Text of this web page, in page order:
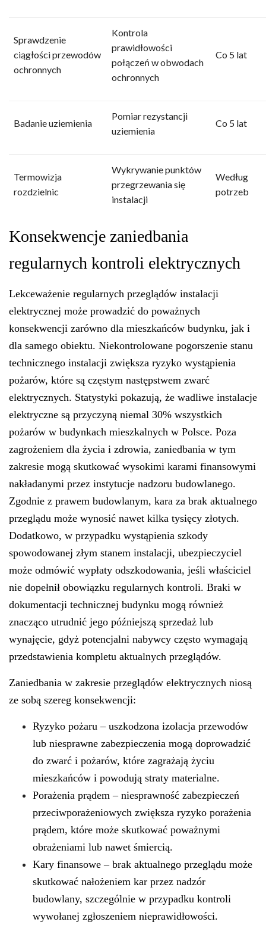
Sprawdzenie
ciągłości przewodów
ochronnych
Kontrola
prawidłowości
połączeń w obwodach
ochronnych
Co 5 lat
Badanie uziemienia
Pomiar rezystancji
uziemienia
Co 5 lat
Termowizja
rozdzielnic
Wykrywanie punktów
przegrzewania się
instalacji
Według
potrzeb
Konsekwencje zaniedbania
regularnych kontroli elektrycznych
Lekceważenie regularnych przeglądów instalacji
elektrycznej może prowadzić do poważnych
konsekwencji zarówno dla mieszkańców budynku, jak i
dla samego obiektu. Niekontrolowane pogorszenie stanu
technicznego instalacji zwiększa ryzyko wystąpienia
pożarów, które są częstym następstwem zwarć
elektrycznych. Statystyki pokazują, że wadliwe instalacje
elektryczne są przyczyną niemal 30% wszystkich
pożarów w budynkach mieszkalnych w Polsce. Poza
zagrożeniem dla życia i zdrowia, zaniedbania w tym
zakresie mogą skutkować wysokimi karami finansowymi
nakładanymi przez instytucje nadzoru budowlanego.
Zgodnie z prawem budowlanym, kara za brak aktualnego
przeglądu może wynosić nawet kilka tysięcy złotych.
Dodatkowo, w przypadku wystąpienia szkody
spowodowanej złym stanem instalacji, ubezpieczyciel
może odmówić wypłaty odszkodowania, jeśli właściciel
nie dopełnił obowiązku regularnych kontroli. Braki w
dokumentacji technicznej budynku mogą również
znacząco utrudnić jego późniejszą sprzedaż lub
wynajęcie, gdyż potencjalni nabywcy często wymagają
przedstawienia kompletu aktualnych przeglądów.
Zaniedbania w zakresie przeglądów elektrycznych niosą
ze sobą szereg konsekwencji:
Ryzyko pożaru – uszkodzona izolacja przewodów
lub niesprawne zabezpieczenia mogą doprowadzić
do zwarć i pożarów, które zagrażają życiu
mieszkańców i powodują straty materialne.
Porażenia prądem – niesprawność zabezpieczeń
przeciwporażeniowych zwiększa ryzyko porażenia
prądem, które może skutkować poważnymi
obrażeniami lub nawet śmiercią.
Kary finansowe – brak aktualnego przeglądu może
skutkować nałożeniem kar przez nadzór
budowlany, szczególnie w przypadku kontroli
wywołanej zgłoszeniem nieprawidłowości.